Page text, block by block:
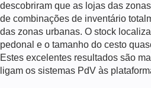
descobriram que as lojas das
de combinações de inventário
das zonas urbanas. O stock
pedonal e o tamanho do cesto
Estes excelentes resultados são
ligam os sistemas PdV às